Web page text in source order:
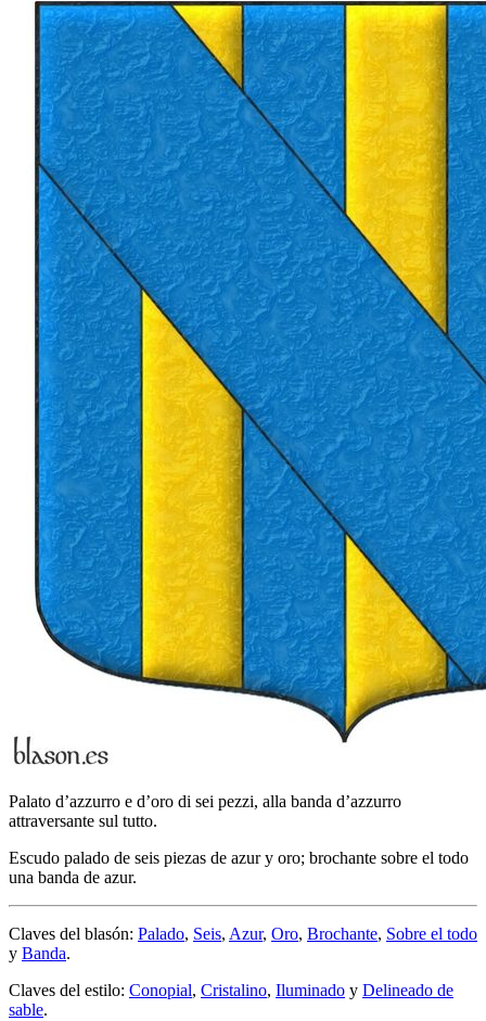
Palato d’azzurro e d’oro di sei pezzi, alla banda d’azzurro
attraversante sul tutto.
Escudo palado de seis piezas de azur y oro; brochante sobre el todo
una banda de azur.
Claves del blasón: Palado, Seis, Azur, Oro, Brochante, Sobre el todo
y Banda.
Claves del estilo: Conopial, Cristalino, Iluminado y Delineado de
sable.